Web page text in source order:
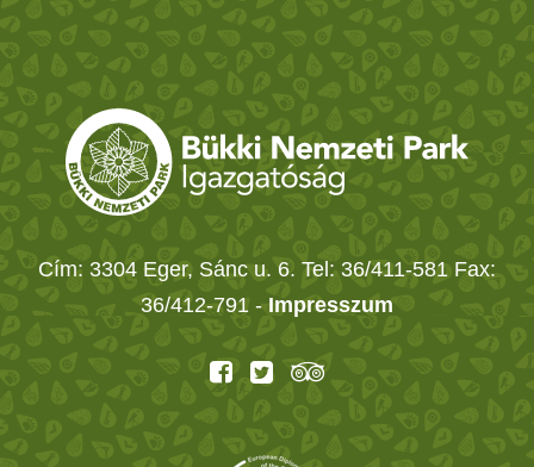
Cím: 3304 Eger, Sánc u. 6. Tel: 36/411-581 Fax:
36/412-791 - Impresszum